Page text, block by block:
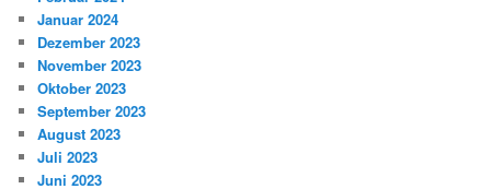
Januar 2024
Dezember 2023
November 2023
Oktober 2023
September 2023
August 2023
Juli 2023
Juni 2023